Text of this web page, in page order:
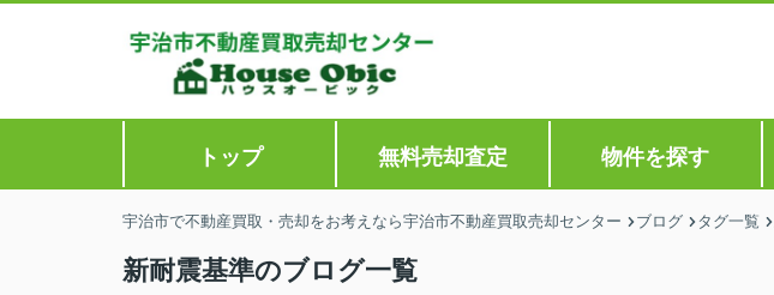
トップ 無料売却査定 物件を探す
宇治市で不動産買取・売却をお考えなら宇治市不動産買取売却センター ブログ タグ一覧
新耐震基準のブログ一覧